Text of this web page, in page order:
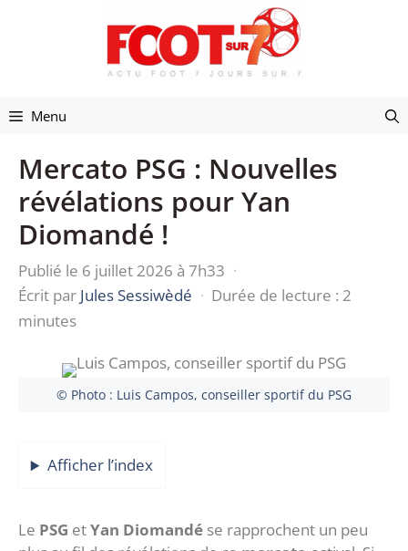
Menu
Mercato PSG : Nouvelles
révélations pour Yan
Diomandé !
Publié le 6 juillet 2026 à 7h33 ·
Écrit par Jules Sessiwèdé · Durée de lecture : 2
minutes
© Photo : Luis Campos, conseiller sportif du PSG
Afficher l’index
‎Le PSG etYan Diomandé se rapprochent un peu